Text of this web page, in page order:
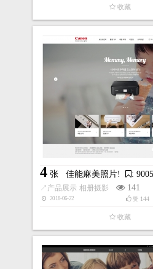
收藏
4 张 佳能麻美照片! :
↗ 产品展示 相册摄影 141
2018-06-22 赞 144
收藏